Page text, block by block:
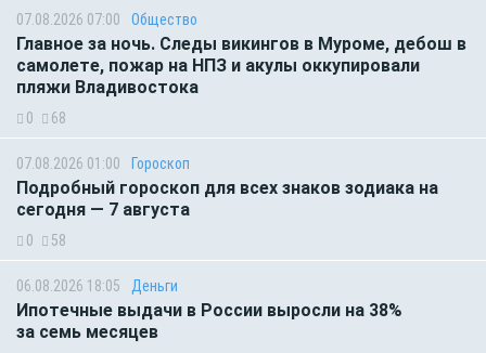
07.08.2026 07:00 Общество
Главное за ночь. Следы викингов в Муроме, дебош в
самолете, пожар на НПЗ и акулы оккупировали
пляжи Владивостока
0 68
07.08.2026 01:00 Гороскоп
Подробный гороскоп для всех знаков зодиака на
сегодня — 7 августа
0 58
06.08.2026 18:05 Деньги
Ипотечные выдачи в России выросли на 38%
за семь месяцев